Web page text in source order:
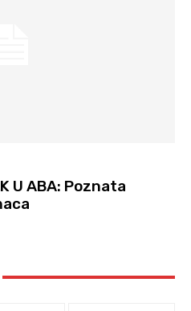
U ABA: Poznata